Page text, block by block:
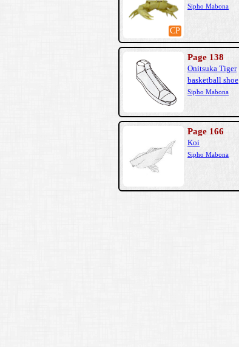
CP
Sipho Mabona
Page 138
Onitsuka Tiger
basketball shoe
Sipho Mabona
Page 166
Koi
Sipho Mabona